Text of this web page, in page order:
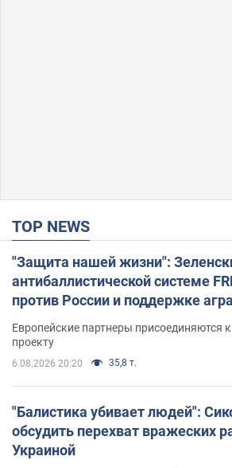
TOP NEWS
"Защита нашей жизни":
антибаллистической системе
против России и поддержке
Европейские партнеры присоединяются
проекту
6.08.2026 20:20 35,8 т.
"Балистика убивает людей":
обсудить перехват вражеских
Украиной